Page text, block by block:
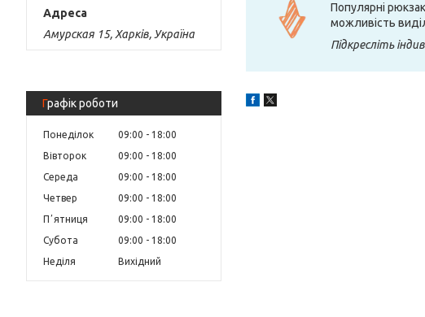
Амурская 15, Харків, Україна
Графік роботи
Понеділок 09:00
18:00
Вівторок
09:00
18:00
Середа
09:00
18:00
Четвер
09:00
18:00
Пʼятниця
09:00
18:00
Субота
09:00
18:00
Неділя
Вихідний
Популярні
можливість
Підкресліть